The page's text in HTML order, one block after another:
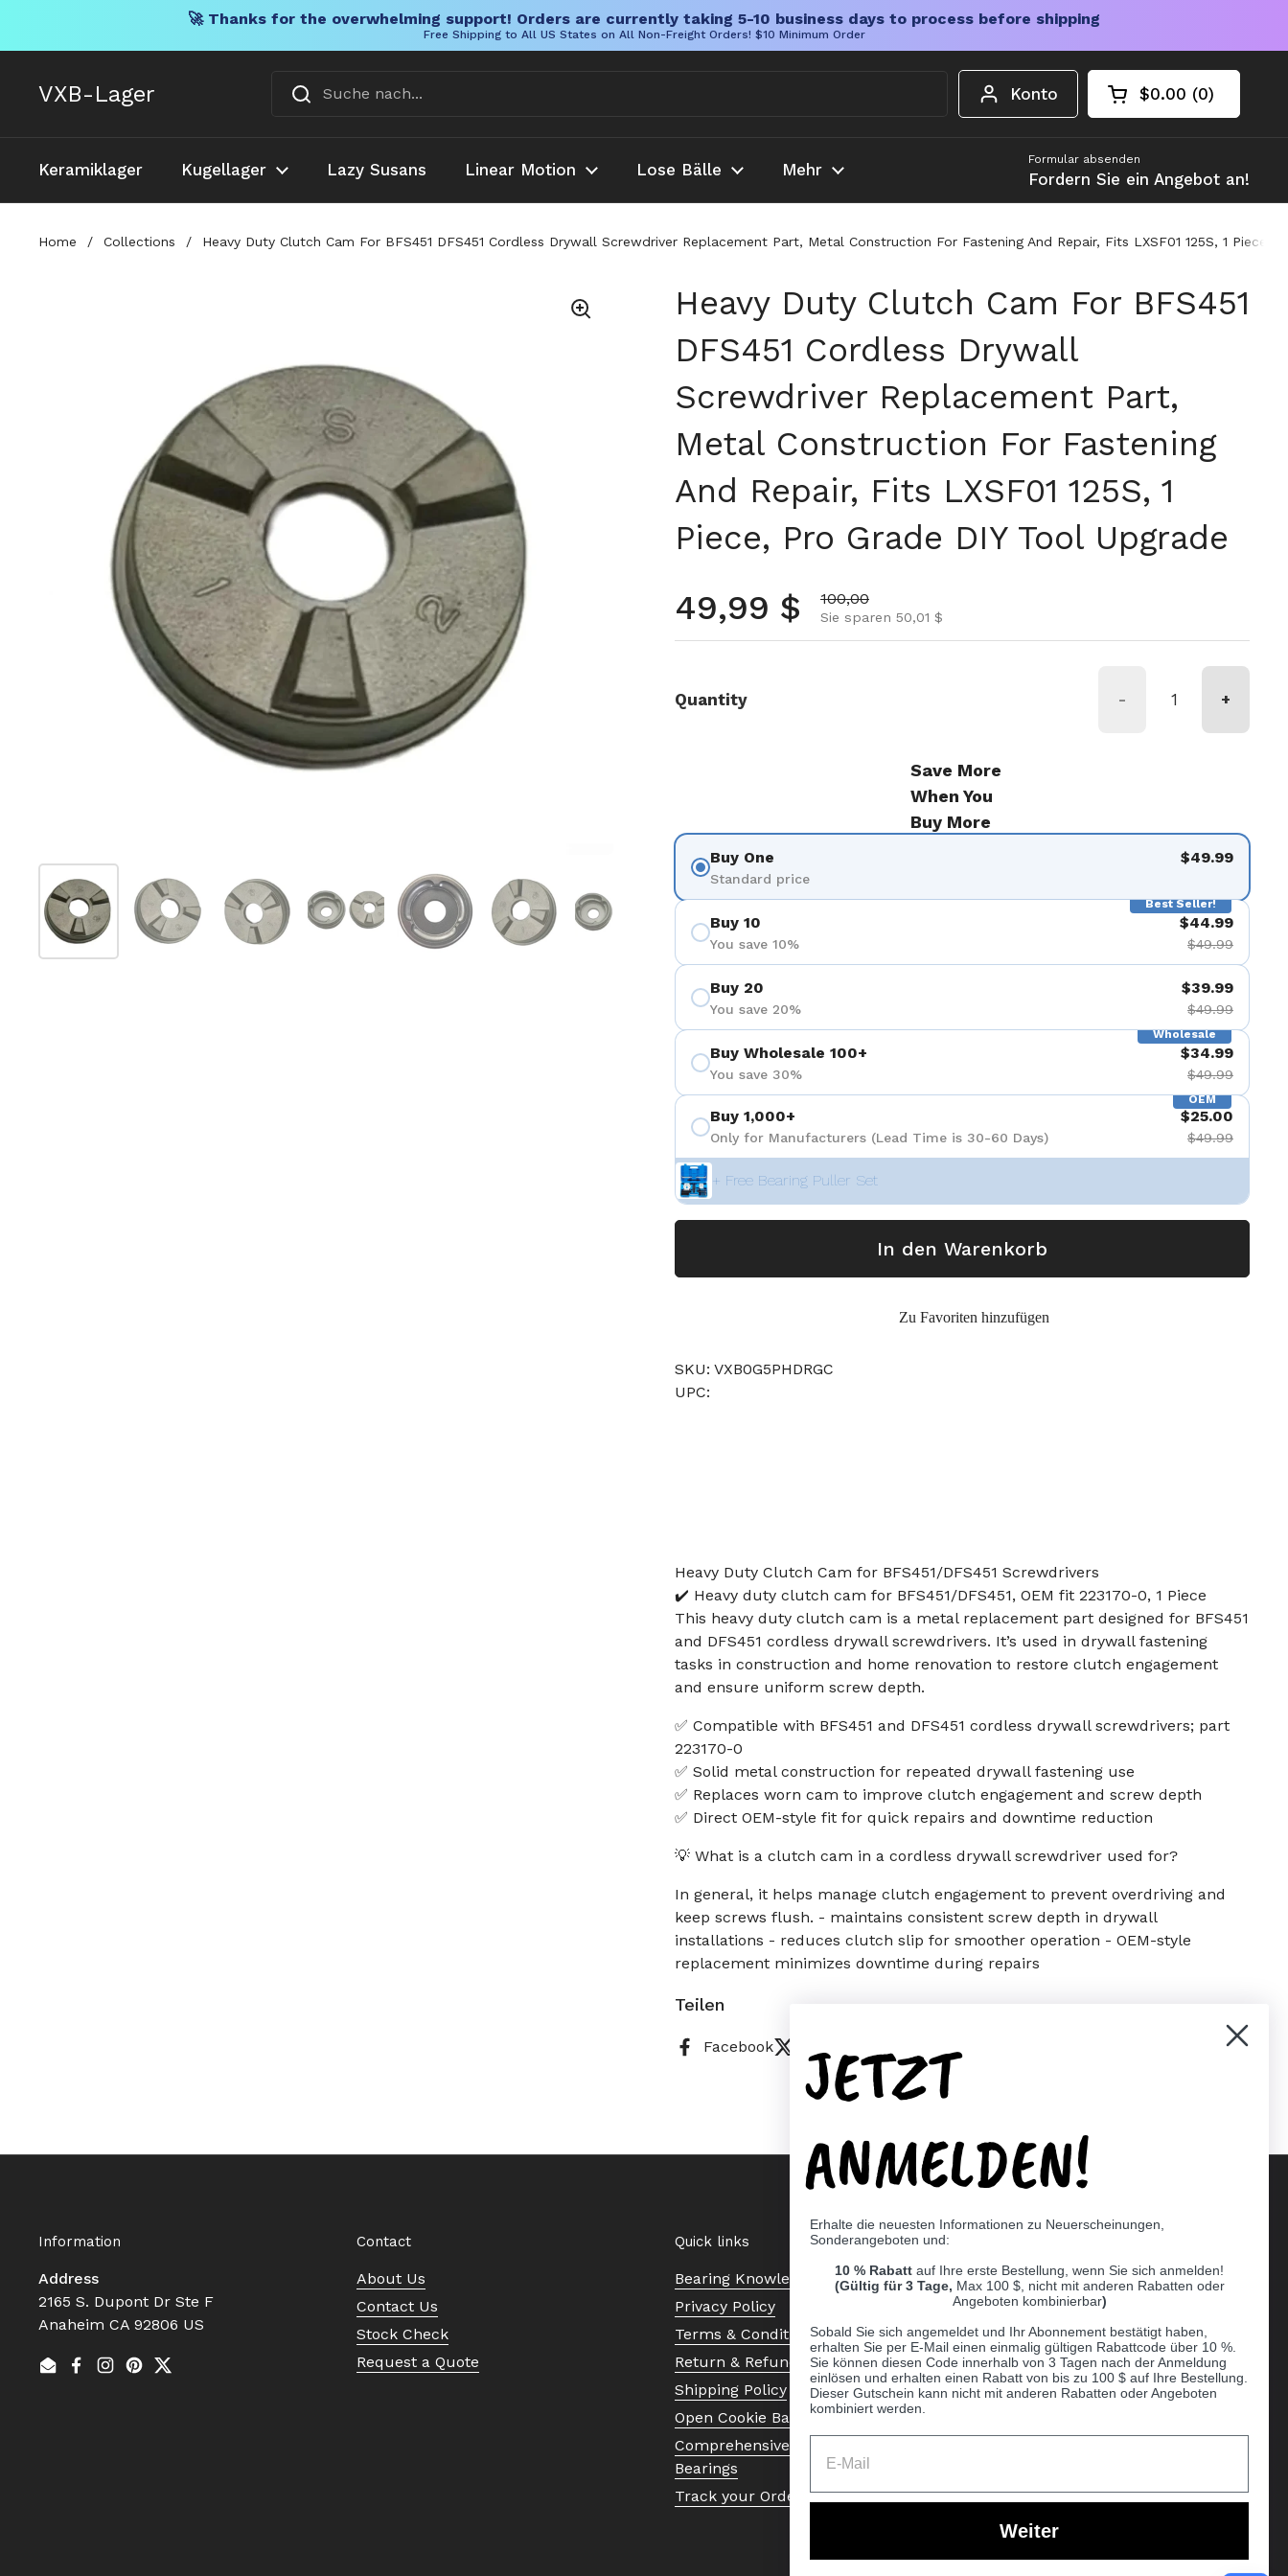
🚀 Thanks for the overwhelming support! Orders are currently taking 5-10 business days to process before shipping
Free Shipping to All US States on All Non-Freight Orders! $10 Minimum Order
VXB-Lager Konto Warenkorb öffnen
Gesamtbetrag im
$0.00 0
Artikel in Ihrem
Keramiklager Kugellager Lazy Susans Linear Motion Lose Bälle Mehr
Formular absenden
Fordern Sie ein Angebot an!
Home / Collections / Heavy Duty Clutch Cam For BFS451 DFS451 Cordless Drywall Screwdriver Replacement Part, Metal Construction For Fastening And Repair, Fits LXSF01 125S, 1 Piece,
Folie 1 anzeigenFolie 2 anzeigenFolie 3 anzeigenFolie 4 anzeigenFolie 5 anzeigenFolie 6 anzeigenFolie 7 anzeigenFolie 8 anzeigenFolie 9 anzeigen
Heavy Duty Clutch Cam For BFS451
DFS451 Cordless Drywall
Screwdriver Replacement Part,
Metal Construction For Fastening
And Repair, Fits LXSF01 125S, 1
Piece, Pro Grade DIY Tool Upgrade
Regulärer Preis
49,99 $ Aktionspreis
100,00
Sie sparen 50,01 $
Quantity - +
Save More
When You
Buy More
Buy One
Standard price
$49.99
Best Seller!
Buy 10
You save 10%
$44.99
$49.99
Buy 20
You save 20%
$39.99
$49.99
Wholesale
Buy Wholesale 100+
You save 30%
$34.99
$49.99
OEM
Buy 1,000+
Only for Manufacturers (Lead Time is 30-60 Days)
$25.00
$49.99
+ Free Bearing Puller Set
In den Warenkorb
Zu Favoriten hinzufügen
SKU: VXB0G5PHDRGC
UPC:
Heavy Duty Clutch Cam for BFS451/DFS451 Screwdrivers
✔️ Heavy duty clutch cam for BFS451/DFS451, OEM fit 223170-0, 1 Piece
This heavy duty clutch cam is a metal replacement part designed for BFS451
and DFS451 cordless drywall screwdrivers. It’s used in drywall fastening
tasks in construction and home renovation to restore clutch engagement
and ensure uniform screw depth.
✅ Compatible with BFS451 and DFS451 cordless drywall screwdrivers; part
223170-0
✅ Solid metal construction for repeated drywall fastening use
✅ Replaces worn cam to improve clutch engagement and screw depth
✅ Direct OEM-style fit for quick repairs and downtime reduction
💡 What is a clutch cam in a cordless drywall screwdriver used for?
In general, it helps manage clutch engagement to prevent overdriving and
keep screws flush. - maintains consistent screw depth in drywall
installations - reduces clutch slip for smoother operation - OEM-style
replacement minimizes downtime during repairs
Teilen
Facebook
Information
Address
2165 S. Dupont Dr Ste F
Anaheim CA 92806 US
EmailFacebook
Instagram
Pinterest
Twitter
Contact
About Us
Contact Us
Stock Check
Request a Quote
Quick links
Bearing Knowledge Center
Privacy Policy
Terms & Conditions
Return & Refund Policy
Shipping Policy
Open Cookie Banner
Comprehensive Guide to Ball
Bearings
Track your Order
JETZT
ANMELDEN!
Erhalte die neuesten Informationen zu Neuerscheinungen,
Sonderangeboten und:
10 % Rabatt auf Ihre erste Bestellung, wenn Sie sich anmelden!
(Gültig für 3 Tage, Max 100 $, nicht mit anderen Rabatten oder
Angeboten kombinierbar)
Sobald Sie sich angemeldet und Ihr Abonnement bestätigt haben,
erhalten Sie per E-Mail einen einmalig gültigen Rabattcode über 10 %.
Sie können diesen Code innerhalb von 3 Tagen nach der Anmeldung
einlösen und erhalten einen Rabatt von bis zu 100 $ auf Ihre Bestellung.
Dieser Gutschein kann nicht mit anderen Rabatten oder Angeboten
kombiniert werden.
Weiter